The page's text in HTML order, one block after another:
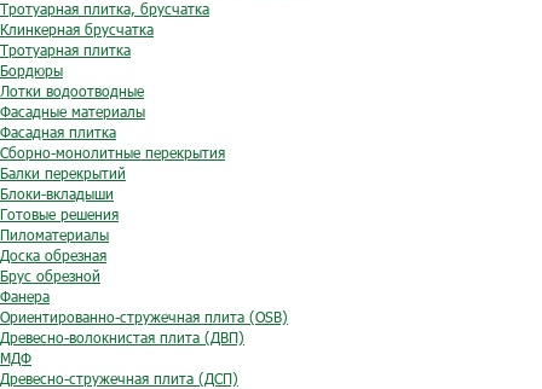
Тротуарная плитка, брусчатка
Клинкерная брусчатка
Тротуарная плитка
Бордюры
Лотки водоотводные
Фасадные материалы
Фасадная плитка
Сборно-монолитные перекрытия
Балки перекрытий
Блоки-вкладыши
Готовые решения
Пиломатериалы
Доска обрезная
Брус обрезной
Фанера
Ориентированно-стружечная плита (OSB)
Древесно-волокнистая плита (ДВП)
МДФ
Древесно-стружечная плита (ДСП)